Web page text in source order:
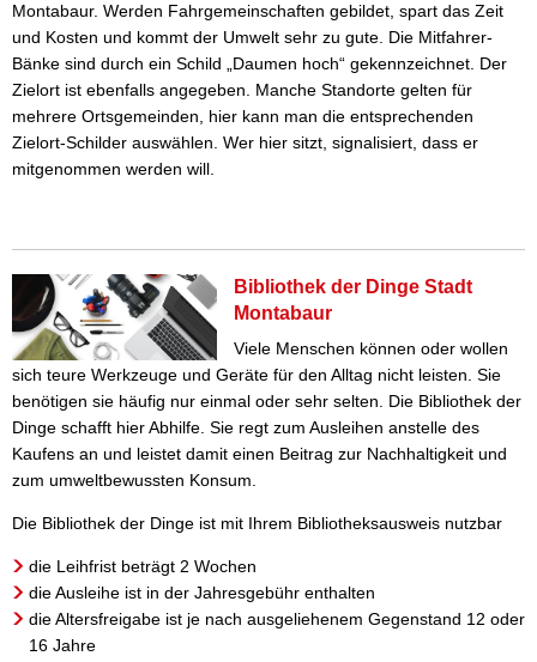
Montabaur. Werden Fahrgemeinschaften gebildet, spart das Zeit
und Kosten und kommt der Umwelt sehr zu gute. Die Mitfahrer-
Bänke sind durch ein Schild „Daumen hoch“ gekennzeichnet. Der
Zielort ist ebenfalls angegeben. Manche Standorte gelten für
mehrere Ortsgemeinden, hier kann man die entsprechenden
Zielort-Schilder auswählen. Wer hier sitzt, signalisiert, dass er
mitgenommen werden will.
Bibliothek der Dinge Stadt
Montabaur
Viele Menschen können oder wollen
sich teure Werkzeuge und Geräte für den Alltag nicht leisten. Sie
benötigen sie häufig nur einmal oder sehr selten. Die Bibliothek der
Dinge schafft hier Abhilfe. Sie regt zum Ausleihen anstelle des
Kaufens an und leistet damit einen Beitrag zur Nachhaltigkeit und
zum umweltbewussten Konsum.
Die Bibliothek der Dinge ist mit Ihrem Bibliotheksausweis nutzbar
die Leihfrist beträgt 2 Wochen
die Ausleihe ist in der Jahresgebühr enthalten
die Altersfreigabe ist je nach ausgeliehenem Gegenstand 12 oder
16 Jahre